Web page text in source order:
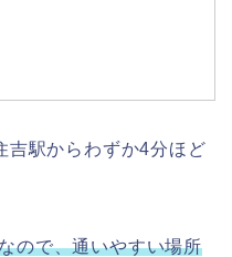
吉駅からわずか4分ほど
ので、通いやすい場所